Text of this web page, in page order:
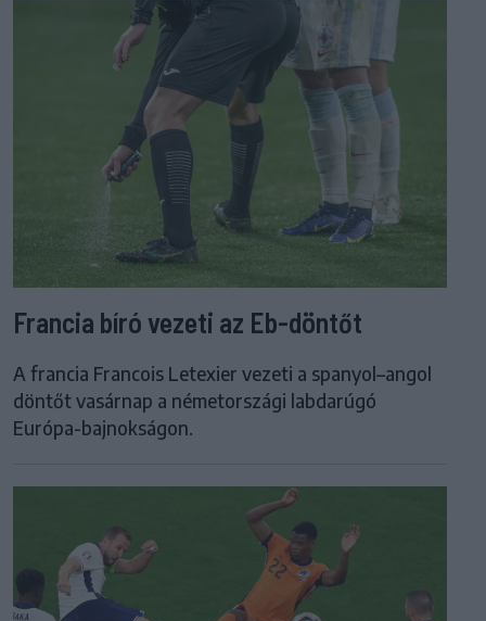
Francia bíró vezeti az Eb-döntőt
A francia Francois Letexier vezeti a spanyol–angol
döntőt vasárnap a németországi labdarúgó
Európa-bajnokságon.